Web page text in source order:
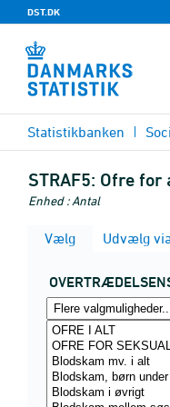
DST.DK
Statistikbanken
STRAF5: Ofre for
Enhed : Antal
Vælg Udvælg